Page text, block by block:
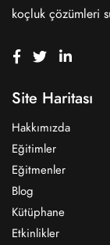
koçluk çözümleri
Site Haritası
Hakkımızda
Eğitimler
Eğitmenler
Blog
Kütüphane
Etkinlikler